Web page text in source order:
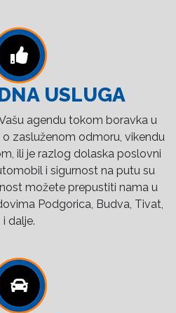
USLUGA
agendu tokom boravka u
o zasluženom odmoru, vikendu
ili je razlog dolaska poslovni
i sigurnost na putu su
možete prepustiti nama u
Podgorica, Budva, Tivat,
i dalje.